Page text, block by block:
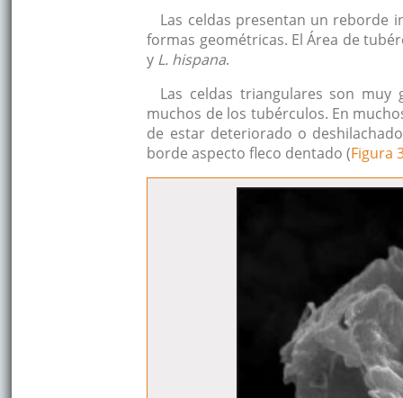
Las celdas presentan un reborde
formas geométricas. El Área de
y L. hispana.
Las celdas triangulares son muy
muchos de los tubérculos. En
de estar deteriorado o
borde aspecto fleco dentado (Figura